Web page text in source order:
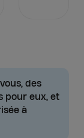
des
pour eux, et
à